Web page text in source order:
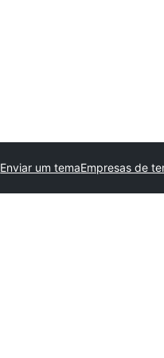
Enviar um temaEmpresas de